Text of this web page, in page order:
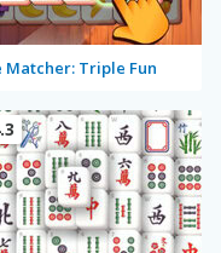
Matcher: Triple Fun